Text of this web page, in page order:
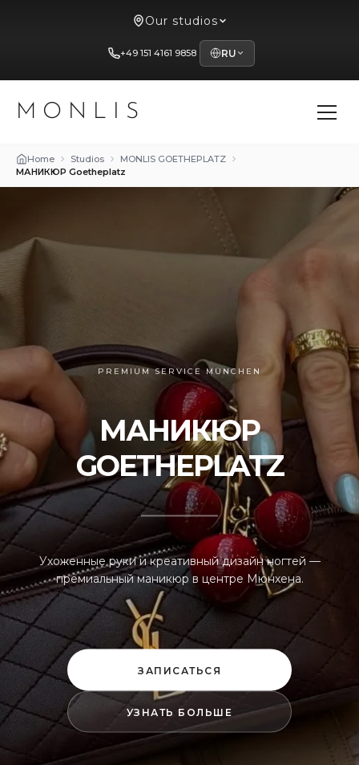
Our studios
+49 151 4161 9858 RU
MONLIS
Home Studios
MONLIS GOETHEPLATZ
МАНИКЮР Goetheplatz
PREMIUM SERVICE MÜNCHEN
МАНИКЮР
GOETHEPLATZ
Ухоженные руки и креативный дизайн ногтей —
премиальный маникюр в центре Мюнхена.
ЗАПИСАТЬСЯ
УЗНАТЬ БОЛЬШЕ